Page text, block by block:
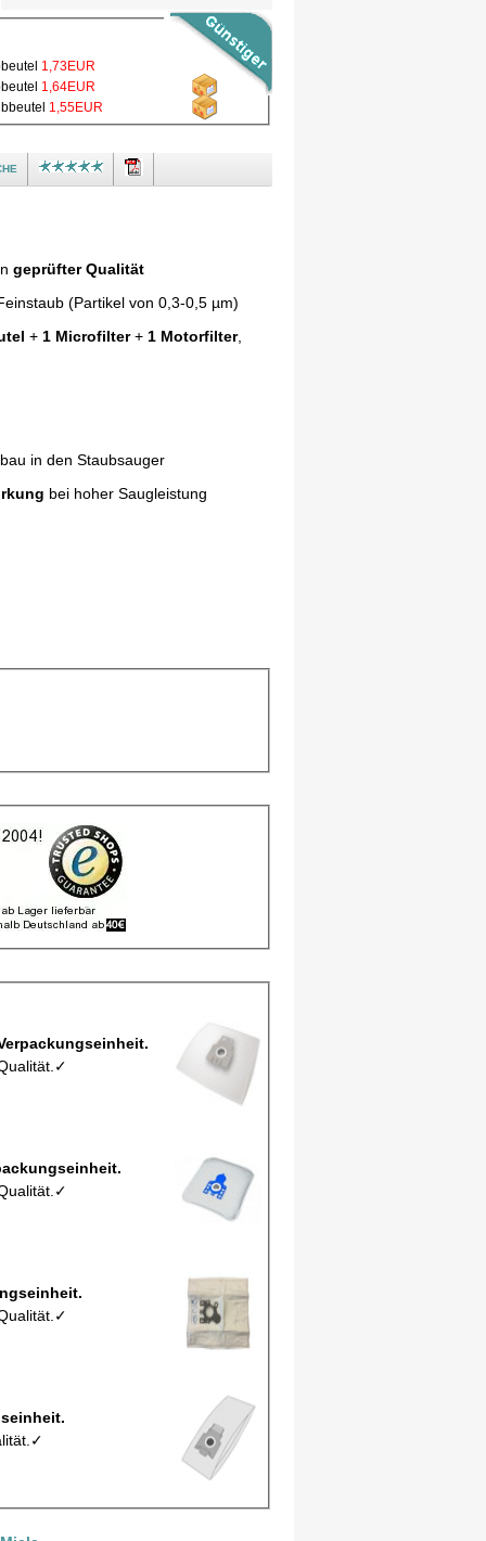
1,73EUR
1,64EUR
1,55EUR
geprüfter Qualität
(Partikel von 0,3-0,5 µm)
+ 1 Microfilter+ 1 Motorfilter,
in den Staubsauger
bei hoher Saugleistung
Staubbeutel M 158 MIE Maxi pro Verpackungseinheit.
MCFMSM14 pro Verpackungseinheit.
pro Verpackungseinheit.
Verpackungseinheit.